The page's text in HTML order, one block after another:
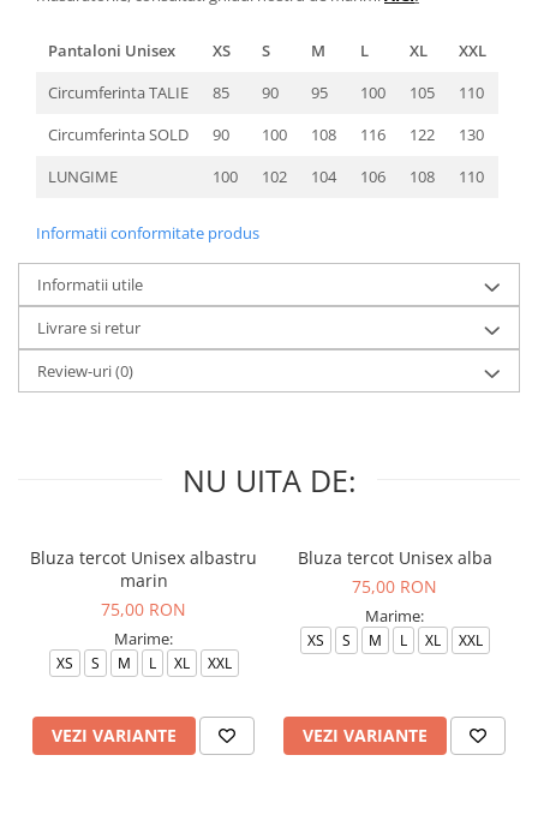
Pantaloni Unisex XS S M L XL
XXL
Circumferinta TALIE
85 90 95 100 105
110
Circumferinta SOLD
90 100 108 116 122
130
LUNGIME
100 102 104 106 108 110
Informatii conformitate produs
Informatii utile
Livrare si retur
Review-uri(0)
NU UITA DE:
Bluza tercot Unisex albastru
marin
75,00 RON
Marime:
XS S M L XL XXL
VEZI VARIANTE
Bluza tercot Unisex alba
75,00 RON
Marime:
XS S M L XL XXL
VEZI VARIANTE